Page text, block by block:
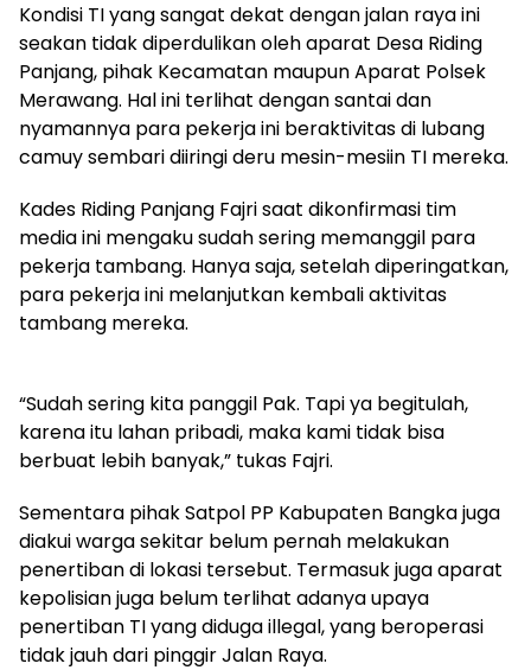
Kondisi TI yang sangat dekat dengan jalan raya ini
seakan tidak diperdulikan oleh aparat Desa Riding
Panjang, pihak Kecamatan maupun Aparat Polsek
Merawang. Hal ini terlihat dengan santai dan
nyamannya para pekerja ini beraktivitas di lubang
camuy sembari diiringi deru mesin-mesiin TI mereka.
Kades Riding Panjang Fajri saat dikonfirmasi tim
media ini mengaku sudah sering memanggil para
pekerja tambang. Hanya saja, setelah diperingatkan,
para pekerja ini melanjutkan kembali aktivitas
tambang mereka.
“Sudah sering kita panggil Pak. Tapi ya begitulah,
karena itu lahan pribadi, maka kami tidak bisa
berbuat lebih banyak,” tukas Fajri.
Sementara pihak Satpol PP Kabupaten Bangka juga
diakui warga sekitar belum pernah melakukan
penertiban di lokasi tersebut. Termasuk juga aparat
kepolisian juga belum terlihat adanya upaya
penertiban TI yang diduga illegal, yang beroperasi
tidak jauh dari pinggir Jalan Raya.